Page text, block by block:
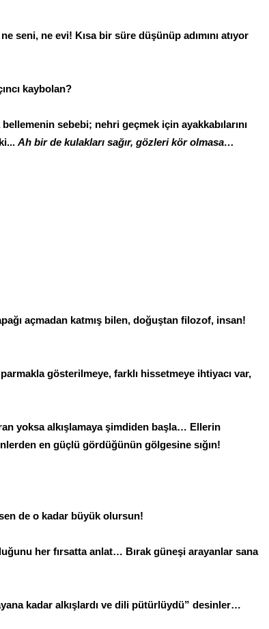
seni, ne evi! Kısa bir süre düşünüp adımını atıyor
kaybolan?
sebebi; nehri geçmek için ayakkabılarını
Ah bir de kulakları sağır, gözleri kör olmasa…
açmadan katmış bilen, doğuştan filozof, insan!
parmakla gösterilmeye, farklı hissetmeye ihtiyacı var,
yoksa alkışlamaya şimdiden başla… Ellerin
en güçlü gördüğünün gölgesine sığın!
de o kadar büyük olursun!
her fırsatta anlat… Bırak güneşi arayanlar sana
kadar alkışlardı ve dili pütürlüydü” desinler…